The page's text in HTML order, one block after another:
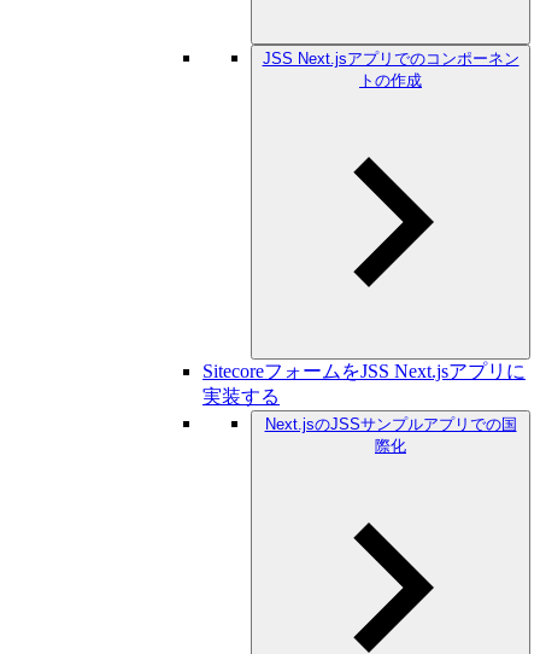
JSS Next.jsアプリでのコンポーネン
トの作成
SitecoreフォームをJSS Next.jsアプリに
実装する
Next.jsのJSSサンプルアプリでの国
際化